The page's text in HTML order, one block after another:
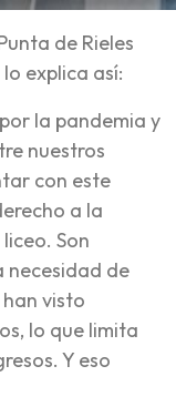
de Rieles
explica así:
la pandemia y
nuestros
con este
a la
Son
necesidad de
visto
lo que limita
Y eso